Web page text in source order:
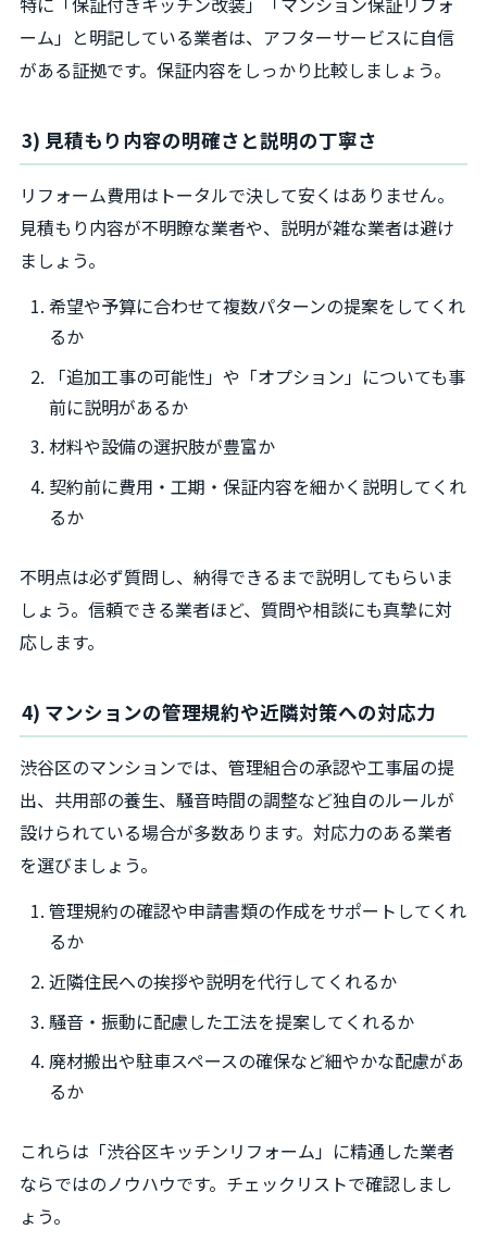
ーム」と明記している業者は、アフターサービスに自信
がある証拠です。保証内容をしっかり比較しましょう。
3) 見積もり内容の明確さと説明の丁寧さ
リフォーム費用はトータルで決して安くはありません。
見積もり内容が不明瞭な業者や、説明が雑な業者は避け
ましょう。
希望や予算に合わせて複数パターンの提案をしてくれ
るか
「追加工事の可能性」や「オプション」についても事
前に説明があるか
材料や設備の選択肢が豊富か
契約前に費用・工期・保証内容を細かく説明してくれ
るか
不明点は必ず質問し、納得できるまで説明してもらいま
しょう。信頼できる業者ほど、質問や相談にも真摯に対
応します。
4) マンションの管理規約や近隣対策への対応力
渋谷区のマンションでは、管理組合の承認や工事届の提
出、共用部の養生、騒音時間の調整など独自のルールが
設けられている場合が多数あります。対応力のある業者
を選びましょう。
管理規約の確認や申請書類の作成をサポートしてくれ
るか
近隣住民への挨拶や説明を代行してくれるか
騒音・振動に配慮した工法を提案してくれるか
廃材搬出や駐車スペースの確保など細やかな配慮があ
るか
これらは「渋谷区キッチンリフォーム」に精通した業者
ならではのノウハウです。チェックリストで確認しまし
ょう。